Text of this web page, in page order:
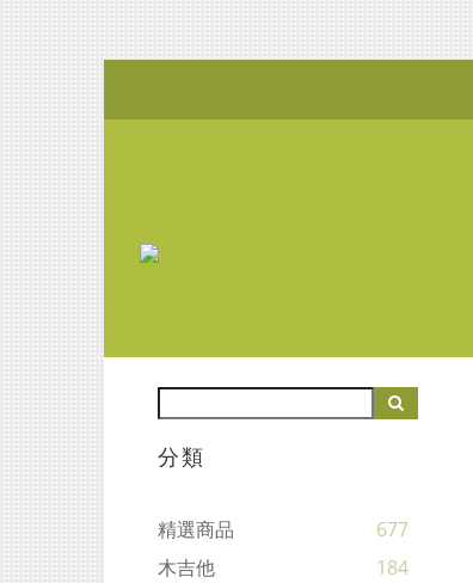
分類
精選商品
677
木吉他
184